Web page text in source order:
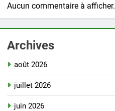
Aucun commentaire à afficher.
Archives
août 2026
juillet 2026
juin 2026